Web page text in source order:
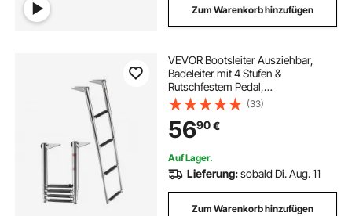
Zum Warenkorb hinzufügen
VEVOR Bootsleiter Ausziehbar,
Badeleiter mit 4 Stufen &
Rutschfestem Pedal,
Schwimmdeckleiter mit 408 kg
Tragkraft für Heckeinstieg,
Teleskopleiter aus 304 Edelstahl für
Boote Docks Pontons
Schwimmbad
(33)
5690€
Auf Lager.
Lieferung:sobald Di. Aug. 11
Zum Warenkorb hinzufügen